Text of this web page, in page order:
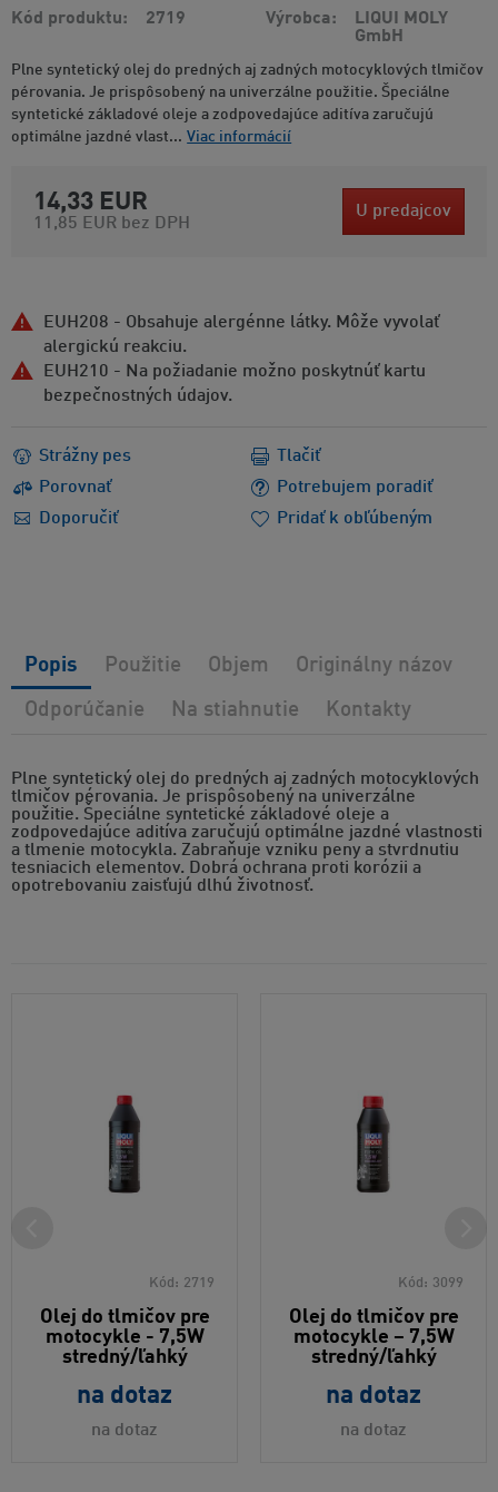
Kód produktu 2719 Výrobca
LIQUI MOLY
GmbH
Plne syntetický olej do predných aj zadných motocyklových tlmičov
pérovania. Je prispôsobený na univerzálne použitie. Špeciálne
syntetické základové oleje a zodpovedajúce aditíva zaručujú
optimálne jazdné vlast... Viac informácií
14,33 EUR
11,85 EUR bez DPH
U predajcov
EUH208 - Obsahuje alergénne látky. Môže vyvolať
alergickú reakciu.
EUH210 - Na požiadanie možno poskytnúť kartu
bezpečnostných údajov.
Strážny pes
Porovnať
Potrebujem poradiť
Doporučiť
Tlačiť
Pridať k obľúbeným
Plne syntetický olej do predných aj zadných motocyklových
tlmičov pérovania. Je prispôsobený na univerzálne
použitie. Špeciálne syntetické základové oleje a
zodpovedajúce aditíva zaručujú optimálne jazdné vlastnosti
a tlmenie motocykla. Zabraňuje vzniku peny a stvrdnutiu
tesniacich elementov. Dobrá ochrana proti korózii a
opotrebovaniu zaisťujú dlhú životnosť.
Popis Použitie Objem Originálny názov
Odporúčanie Na stiahnutie Kontakty
Kód: 2719
Olej do tlmičov pre
motocykle - 7,5W
stredný/ľahký
na dotaz
na dotaz
Kód: 3099
Olej do tlmičov pre
motocykle – 7,5W
stredný/ľahký
na dotaz
na dotaz